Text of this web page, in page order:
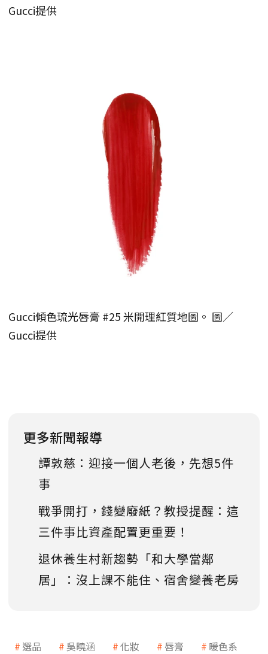
Gucci提供
Gucci傾色琉光唇膏 #25 米開理紅質地圖。 圖／
Gucci提供
更多新聞報導
譚敦慈：迎接一個人老後，先想5件
事
戰爭開打，錢變廢紙？教授提醒：這
三件事比資產配置更重要！
退休養生村新趨勢「和大學當鄰
居」：沒上課不能住、宿舍變養老房
選品 吳曉涵 化妝 唇膏 暖色系